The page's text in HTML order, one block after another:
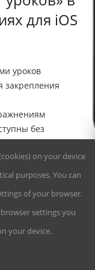
для iOS
уроков
закрепления
без
4,95


on your device
purposes. You can
of your browser.
settings you
your device.